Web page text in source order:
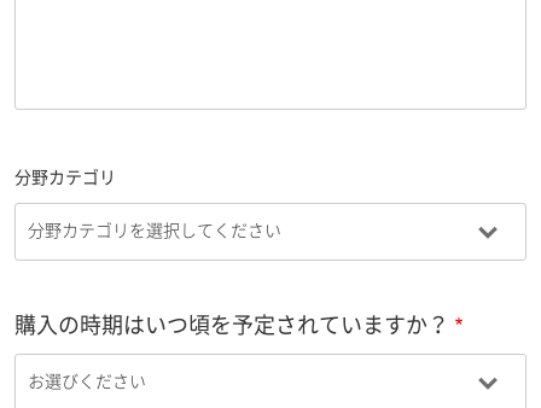
分野カテゴリ
購入の時期はいつ頃を予定されていますか？